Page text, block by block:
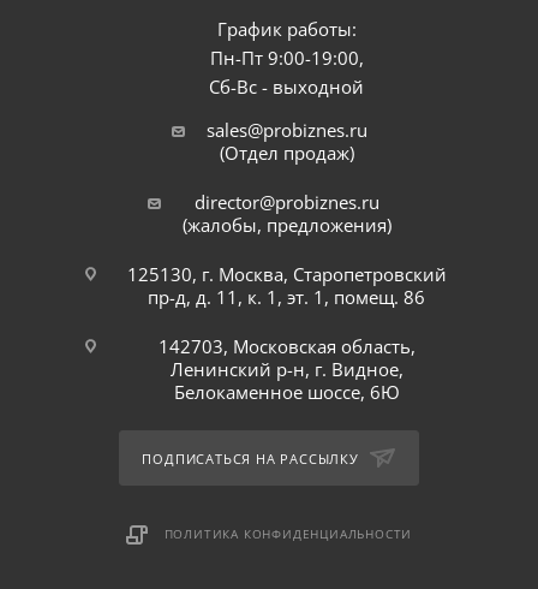
График работы:
Пн-Пт 9:00-19:00,
Сб-Вс - выходной
sales@probiznes.ru
(Отдел продаж)
director@probiznes.ru
(жалобы, предложения)
125130, г. Москва, Старопетровский
пр-д, д. 11, к. 1, эт. 1, помещ. 86
142703, Московская область,
Ленинский р-н, г. Видное,
Белокаменное шоссе, 6Ю
ПОДПИСАТЬСЯ НА РАССЫЛКУ
ПОЛИТИКА КОНФИДЕНЦИАЛЬНОСТИ